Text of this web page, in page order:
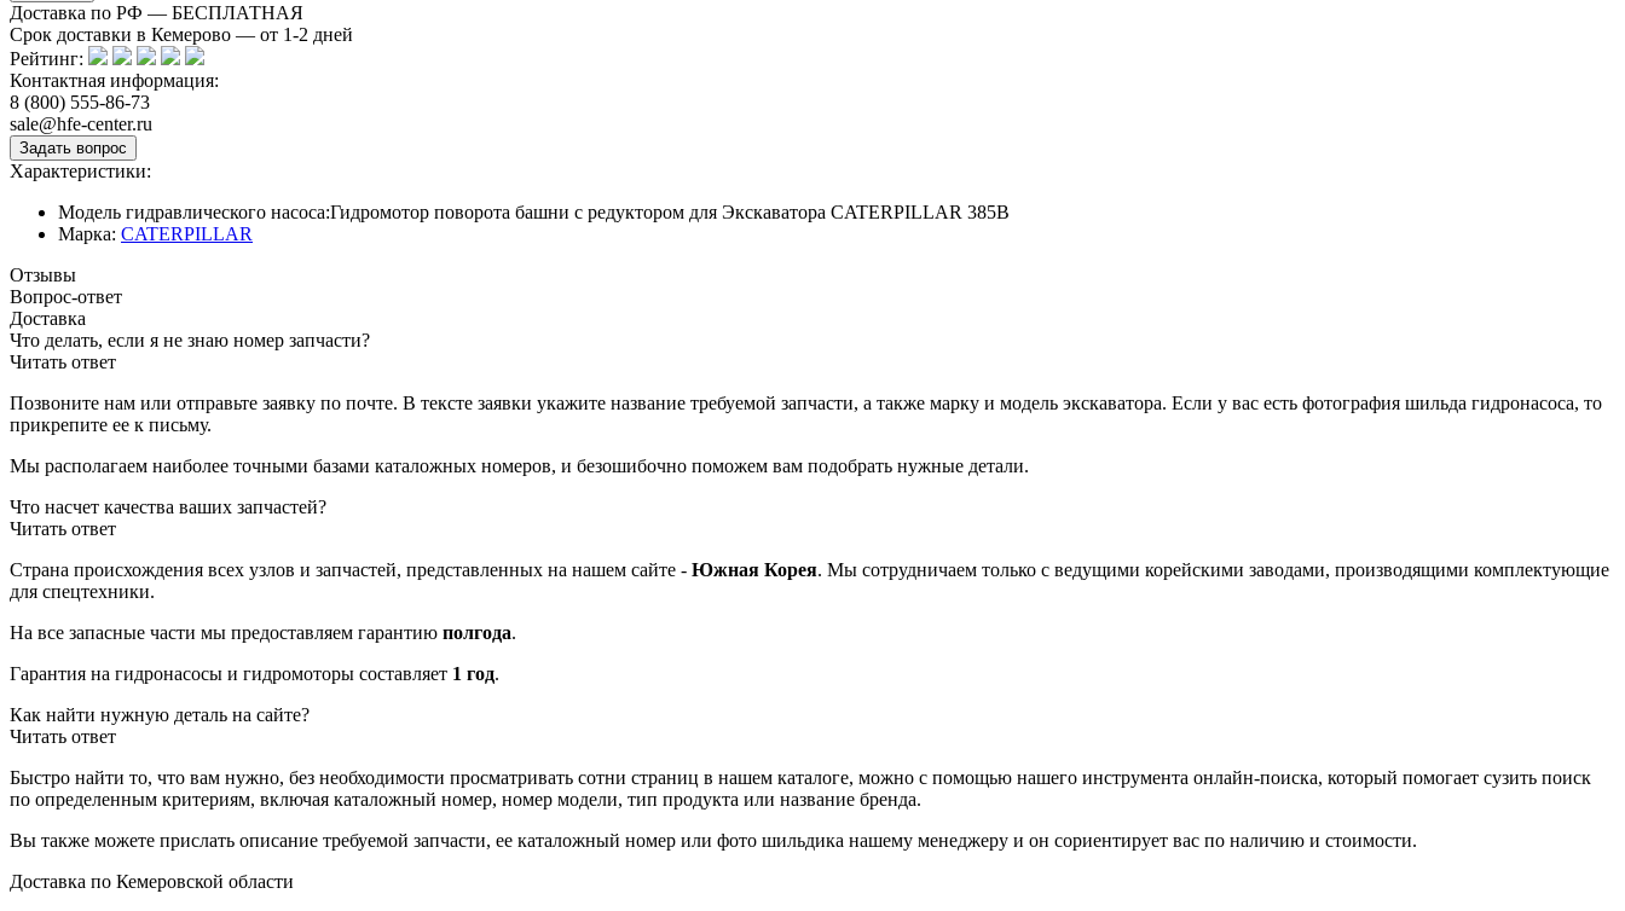
Доставка по РФ — БЕСПЛАТНАЯ
Срок доставки в Кемерово — от 1-2 дней
Рейтинг:
Контактная информация:
8 (800) 555-86-73
sale@hfe-center.ru
Характеристики:
Модель гидравлического насоса:Гидромотор поворота башни с редуктором для Экскаватора CATERPILLAR 385B
Марка: CATERPILLAR
Отзывы
Вопрос-ответ
Доставка
Что делать, если я не знаю номер запчасти?
Читать ответ
Позвоните нам или отправьте заявку по почте. В тексте заявки укажите название требуемой запчасти, а также марку и модель экскаватора. Если у вас есть фотография шильда гидронасоса, то
прикрепите ее к письму.
Мы располагаем наиболее точными базами каталожных номеров, и безошибочно поможем вам подобрать нужные детали.
Что насчет качества ваших запчастей?
Читать ответ
Страна происхождения всех узлов и запчастей, представленных на нашем сайте - Южная Корея. Мы сотрудничаем только с ведущими корейскими заводами, производящими комплектующие
для спецтехники.
На все запасные части мы предоставляем гарантию полгода.
Гарантия на гидронасосы и гидромоторы составляет 1 год.
Как найти нужную деталь на сайте?
Читать ответ
Быстро найти то, что вам нужно, без необходимости просматривать сотни страниц в нашем каталоге, можно с помощью нашего инструмента онлайн-поиска, который помогает сузить поиск
по определенным критериям, включая каталожный номер, номер модели, тип продукта или название бренда.
Вы также можете прислать описание требуемой запчасти, ее каталожный номер или фото шильдика нашему менеджеру и он сориентирует вас по наличию и стоимости.
Доставка по Кемеровской области